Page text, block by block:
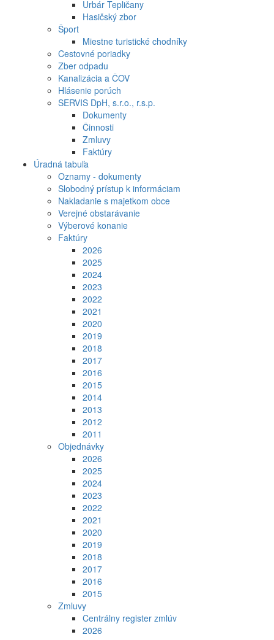
Urbár Tepličany
Hasičský zbor
Šport
Miestne turistické chodníky
Cestovné poriadky
Zber odpadu
Kanalizácia a ČOV
Hlásenie porúch
SERVIS DpH, s.r.o., r.s.p.
Dokumenty
Činnosti
Zmluvy
Faktúry
Úradná tabuľa
Oznamy - dokumenty
Slobodný prístup k informáciam
Nakladanie s majetkom obce
Verejné obstarávanie
Výberové konanie
Faktúry
2026
2025
2024
2023
2022
2021
2020
2019
2018
2017
2016
2015
2014
2013
2012
2011
Objednávky
2026
2025
2024
2023
2022
2021
2020
2019
2018
2017
2016
2015
Zmluvy
Centrálny register zmlúv
2026